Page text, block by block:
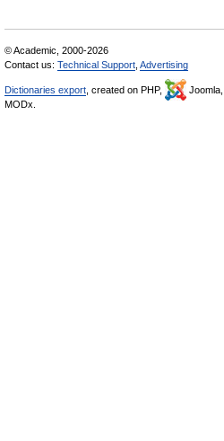
© Academic, 2000-2026
Contact us: Technical Support Advertising
Dictionaries export , created on PHP, Joomla,
MODx.